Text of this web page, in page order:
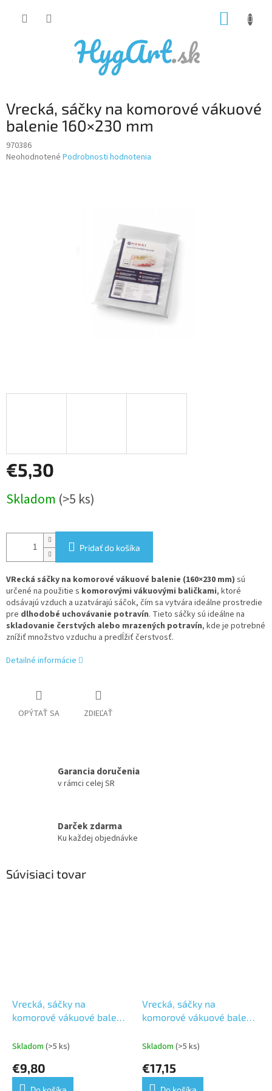
Vrecká, sáčky na komorové vákuové
balenie 160×230 mm
970386
Priemerné
Neohodnotené Podrobnosti hodnotenia
€5,30
cena:
Skladom (>5 ks)
Pridať do košíka
VRecká sáčky na komorové vákuové balenie (160×230 mm) sú
určené na použitie s komorovými vákuovými baličkami, ktoré
odsávajú vzduch a uzatvárajú sáčok, čím sa vytvára ideálne prostredie
pre dlhodobé uchovávanie potravín. Tieto sáčky sú ideálne na
skladovanie čerstvých alebo mrazených potravín, kde je potrebné
znížiť množstvo vzduchu a predĺžiť čerstvosť.
Detailné informácie
OPÝTAŤ SA ZDIEĽAŤ
Garancia doručenia
v rámci celej SR
Darček zdarma
Ku každej objednávke
Súvisiaci tovar
Vrecká, sáčky na
komorové vákuové balenie
Skladom (>5 ks)
€9,80
Vrecká, sáčky na
komorové vákuové balenie
Skladom (>5 ks)
€17,15